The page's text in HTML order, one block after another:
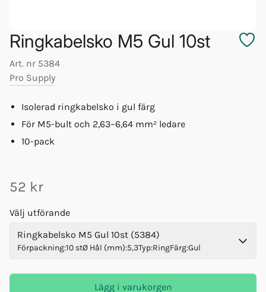
Ringkabelsko M5 Gul 10st
Art. nr 5384
Pro Supply
Isolerad ringkabelsko i gul färg
För M5-bult och 2,63–6,64 mm² ledare
10-pack
52 kr
Välj utförande
Ringkabelsko M5 Gul 10st (5384)
Förpackning:10 stØ Hål (mm):5,3Typ:RingFärg:Gul
Lägg i varukorgen